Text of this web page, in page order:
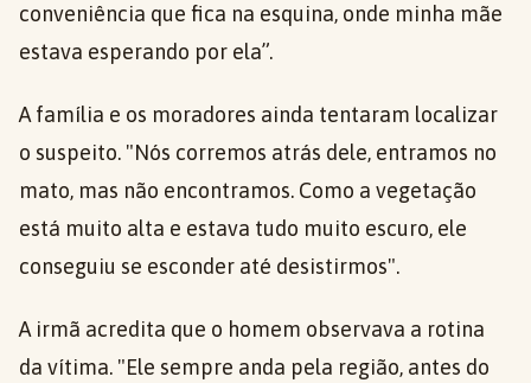
conveniência que fica na esquina, onde minha mãe
estava esperando por ela”.
A família e os moradores ainda tentaram localizar
o suspeito. "Nós corremos atrás dele, entramos no
mato, mas não encontramos. Como a vegetação
está muito alta e estava tudo muito escuro, ele
conseguiu se esconder até desistirmos".
A irmã acredita que o homem observava a rotina
da vítima. "Ele sempre anda pela região, antes do